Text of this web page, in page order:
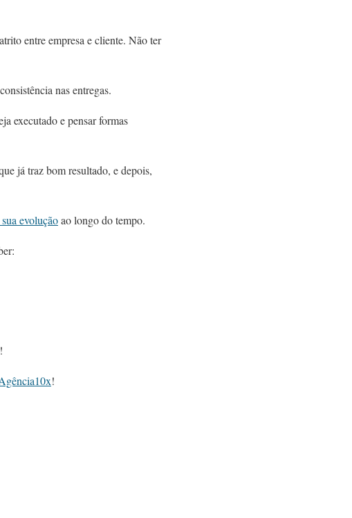
entre empresa e cliente. Não ter
nas entregas.
executado e pensar formas
já traz bom resultado, e depois,
evoluçãoao longo do tempo.
!